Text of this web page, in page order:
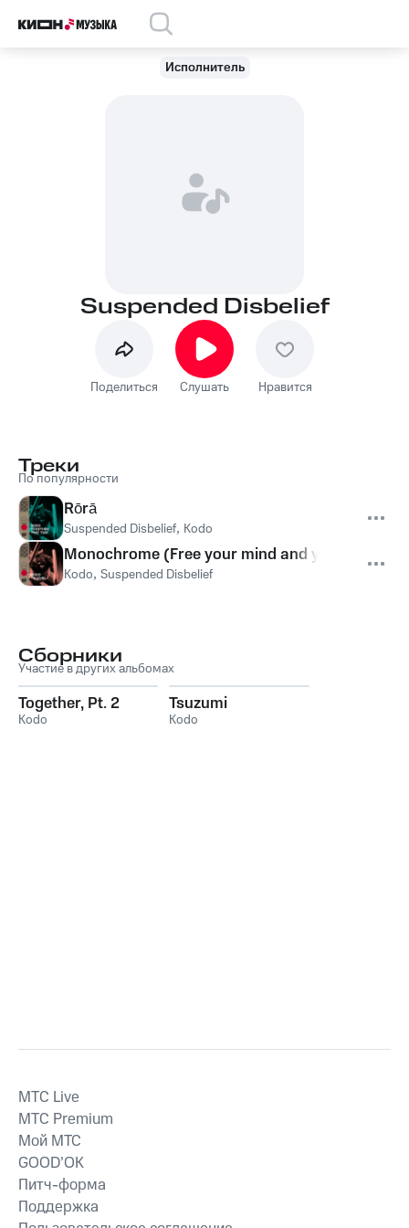
Исполнитель
Suspended Disbelief
Поделиться Слушать Нравится
Треки
По популярности
Rōrā
Suspended Disbelief, Kodo
Monochrome (Free your mind and your heart
Kodo, Suspended Disbelief
Сборники
Участие в других альбомах
Together, Pt. 2
Kodo
Tsuzumi
Kodo
MTС Live
MTС Premium
Мой МТС
GOOD’OK
Питч-форма
Поддержка